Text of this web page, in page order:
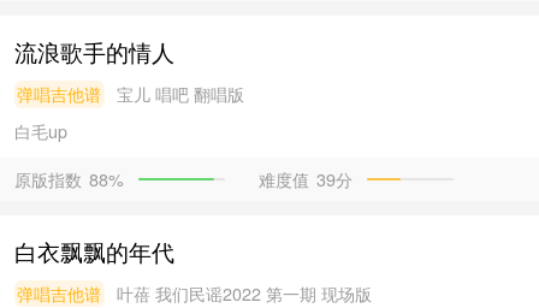
流浪歌手的情人
弹唱吉他谱 宝儿 唱吧 翻唱版
白毛up
原版指数 88% 难度值 39分
白衣飘飘的年代
弹唱吉他谱 叶蓓 我们民谣2022 第一期 现场版